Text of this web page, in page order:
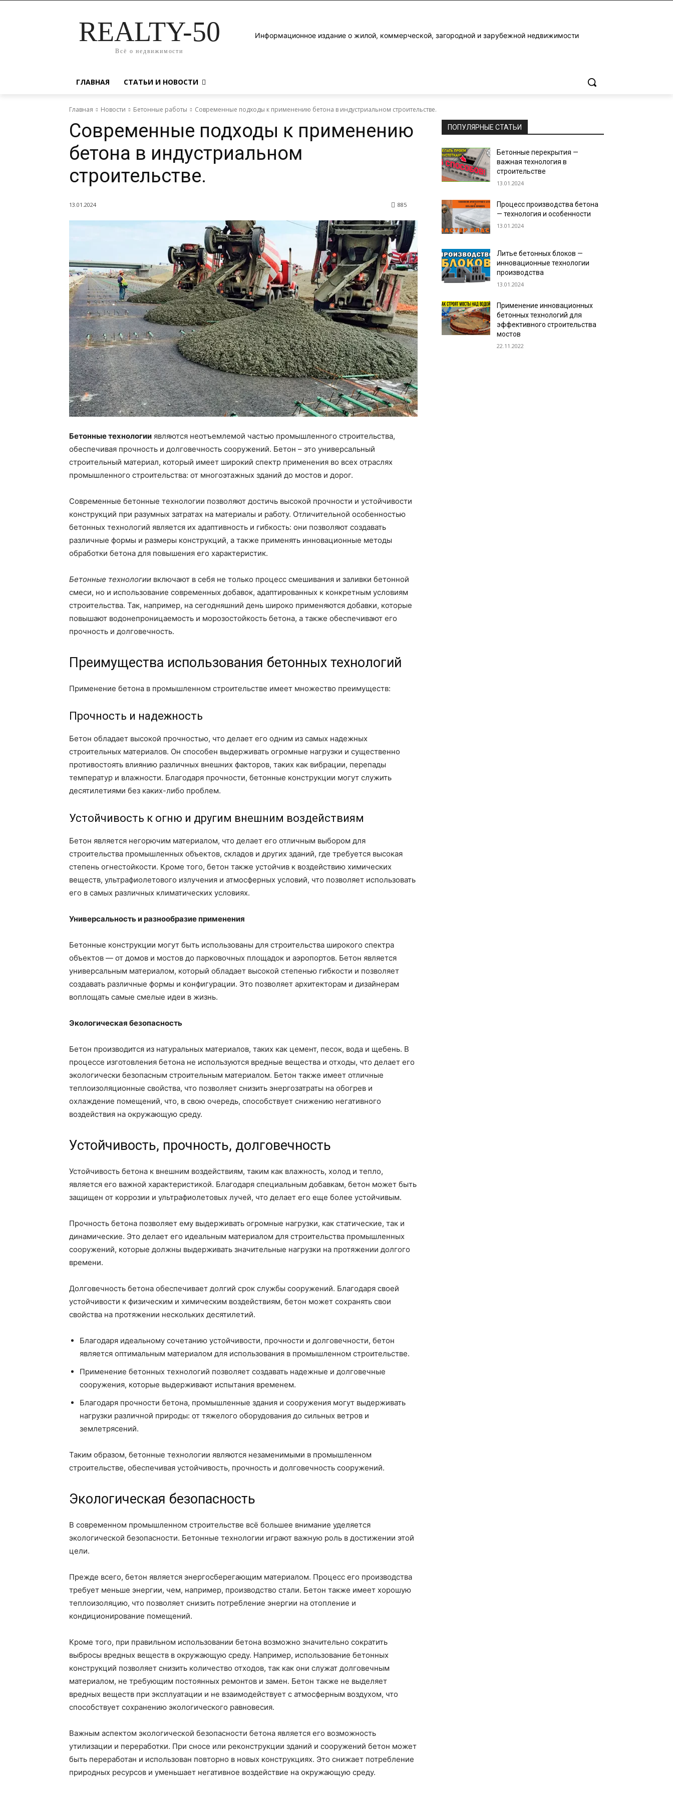
REALTY-50
Всё о недвижимости
Информационное издание о жилой, коммерческой, загородной и зарубежной недвижимости
ГЛАВНАЯ СТАТЬИ И НОВОСТИ
Главная Новости Бетонные работы Современные подходы к применению бетона в индустриальном строительстве.
Современные подходы к применению
бетона в индустриальном
строительстве.
13.01.2024 885
Бетонные технологии являются неотъемлемой частью промышленного строительства,
обеспечивая прочность и долговечность сооружений. Бетон – это универсальный
строительный материал, который имеет широкий спектр применения во всех отраслях
промышленного строительства: от многоэтажных зданий до мостов и дорог.
Современные бетонные технологии позволяют достичь высокой прочности и устойчивости
конструкций при разумных затратах на материалы и работу. Отличительной особенностью
бетонных технологий является их адаптивность и гибкость: они позволяют создавать
различные формы и размеры конструкций, а также применять инновационные методы
обработки бетона для повышения его характеристик.
Бетонные технологии включают в себя не только процесс смешивания и заливки бетонной
смеси, но и использование современных добавок, адаптированных к конкретным условиям
строительства. Так, например, на сегодняшний день широко применяются добавки, которые
повышают водонепроницаемость и морозостойкость бетона, а также обеспечивают его
прочность и долговечность.
Преимущества использования бетонных технологий
Применение бетона в промышленном строительстве имеет множество преимуществ:
Прочность и надежность
Бетон обладает высокой прочностью, что делает его одним из самых надежных
строительных материалов. Он способен выдерживать огромные нагрузки и существенно
противостоять влиянию различных внешних факторов, таких как вибрации, перепады
температур и влажности. Благодаря прочности, бетонные конструкции могут служить
десятилетиями без каких-либо проблем.
Устойчивость к огню и другим внешним воздействиям
Бетон является негорючим материалом, что делает его отличным выбором для
строительства промышленных объектов, складов и других зданий, где требуется высокая
степень огнестойкости. Кроме того, бетон также устойчив к воздействию химических
веществ, ультрафиолетового излучения и атмосферных условий, что позволяет использовать
его в самых различных климатических условиях.
Универсальность и разнообразие применения
Бетонные конструкции могут быть использованы для строительства широкого спектра
объектов — от домов и мостов до парковочных площадок и аэропортов. Бетон является
универсальным материалом, который обладает высокой степенью гибкости и позволяет
создавать различные формы и конфигурации. Это позволяет архитекторам и дизайнерам
воплощать самые смелые идеи в жизнь.
Экологическая безопасность
Бетон производится из натуральных материалов, таких как цемент, песок, вода и щебень. В
процессе изготовления бетона не используются вредные вещества и отходы, что делает его
экологически безопасным строительным материалом. Бетон также имеет отличные
теплоизоляционные свойства, что позволяет снизить энергозатраты на обогрев и
охлаждение помещений, что, в свою очередь, способствует снижению негативного
воздействия на окружающую среду.
Устойчивость, прочность, долговечность
Устойчивость бетона к внешним воздействиям, таким как влажность, холод и тепло,
является его важной характеристикой. Благодаря специальным добавкам, бетон может быть
защищен от коррозии и ультрафиолетовых лучей, что делает его еще более устойчивым.
Прочность бетона позволяет ему выдерживать огромные нагрузки, как статические, так и
динамические. Это делает его идеальным материалом для строительства промышленных
сооружений, которые должны выдерживать значительные нагрузки на протяжении долгого
времени.
Долговечность бетона обеспечивает долгий срок службы сооружений. Благодаря своей
устойчивости к физическим и химическим воздействиям, бетон может сохранять свои
свойства на протяжении нескольких десятилетий.
Благодаря идеальному сочетанию устойчивости, прочности и долговечности, бетон
является оптимальным материалом для использования в промышленном строительстве.
Применение бетонных технологий позволяет создавать надежные и долговечные
сооружения, которые выдерживают испытания временем.
Благодаря прочности бетона, промышленные здания и сооружения могут выдерживать
нагрузки различной природы: от тяжелого оборудования до сильных ветров и
землетрясений.
Таким образом, бетонные технологии являются незаменимыми в промышленном
строительстве, обеспечивая устойчивость, прочность и долговечность сооружений.
Экологическая безопасность
В современном промышленном строительстве всё большее внимание уделяется
экологической безопасности. Бетонные технологии играют важную роль в достижении этой
цели.
Прежде всего, бетон является энергосберегающим материалом. Процесс его производства
требует меньше энергии, чем, например, производство стали. Бетон также имеет хорошую
теплоизоляцию, что позволяет снизить потребление энергии на отопление и
кондиционирование помещений.
Кроме того, при правильном использовании бетона возможно значительно сократить
выбросы вредных веществ в окружающую среду. Например, использование бетонных
конструкций позволяет снизить количество отходов, так как они служат долговечным
материалом, не требующим постоянных ремонтов и замен. Бетон также не выделяет
вредных веществ при эксплуатации и не взаимодействует с атмосферным воздухом, что
способствует сохранению экологического равновесия.
Важным аспектом экологической безопасности бетона является его возможность
утилизации и переработки. При сносе или реконструкции зданий и сооружений бетон может
быть переработан и использован повторно в новых конструкциях. Это снижает потребление
природных ресурсов и уменьшает негативное воздействие на окружающую среду.
ПОПУЛЯРНЫЕ СТАТЬИ
Бетонные перекрытия —
важная технология в
строительстве
13.01.2024
Процесс производства бетона
— технология и особенности
13.01.2024
Литье бетонных блоков —
инновационные технологии
производства
13.01.2024
Применение инновационных
бетонных технологий для
эффективного строительства
мостов
22.11.2022